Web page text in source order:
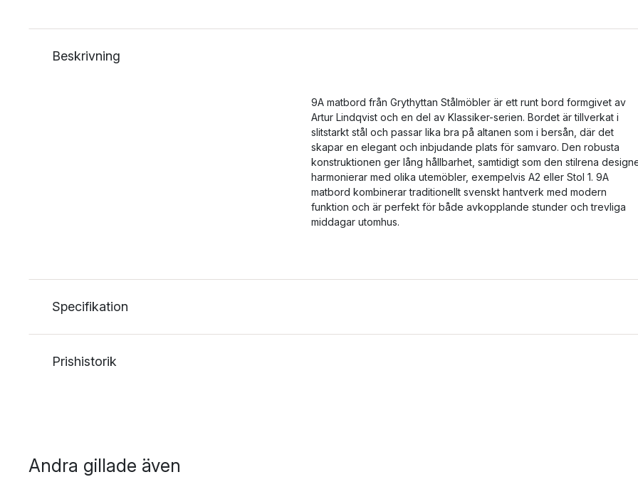
Beskrivning
9A matbord från Grythyttan Stålmöbler är ett runt bord formgivet av
Artur Lindqvist och en del av Klassiker-serien. Bordet är tillverkat i
slitstarkt stål och passar lika bra på altanen som i bersån, där det
skapar en elegant och inbjudande plats för samvaro. Den robusta
konstruktionen ger lång hållbarhet, samtidigt som den stilrena
harmonierar med olika utemöbler, exempelvis A2 eller Stol 1. 9A
matbord kombinerar traditionellt svenskt hantverk med modern
funktion och är perfekt för både avkopplande stunder och trevliga
middagar utomhus.
Specifikation
Prishistorik
Andra gillade även